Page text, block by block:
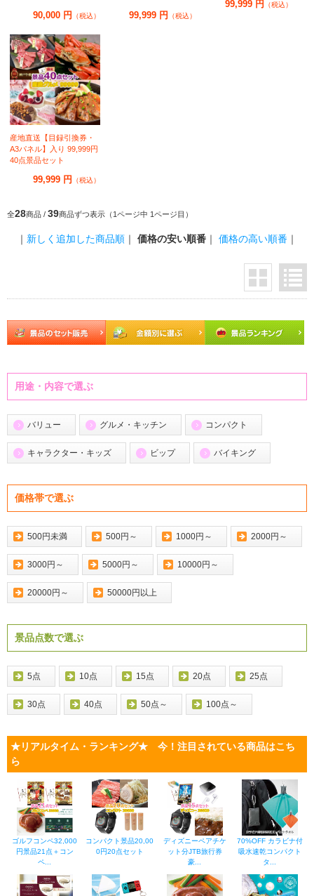
90,000 円 （税込） 99,999 円 （税込）
99,999 円 （税込）
産地直送【目録引換券・
A3パネル】入り 99,999円
40点景品セット
99,999 円 （税込）
全28商品 / 39商品ずつ表示（1ページ中 1ページ目）
｜ 新しく追加した商品順 ｜ 価格の安い順番 ｜ 価格の高い順番 ｜
用途・内容で選ぶ
バリュー グルメ・キッチン コンパクト
キャラクター・キッズ ビップ バイキング
価格帯で選ぶ
500円未満 500円～ 1000円～ 2000円～
3000円～ 5000円～ 10000円～
20000円～ 50000円以上
景品点数で選ぶ
5点 10点 15点 20点 25点
30点 40点 50点～ 100点～
★リアルタイム・ランキング★ 今！注目されている商品はこち
ら
ゴルフコンペ32,000
円景品21点＋コン
ペ...
コンパクト景品20,00
0円20点セット
ディズニーペアチケ
ット分JTB旅行券
豪...
70%OFF カラビナ付
吸水速乾コンパクト
タ...